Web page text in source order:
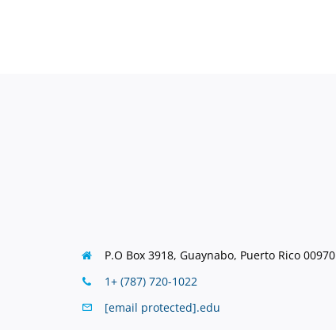
P.O Box 3918, Guaynabo, Puerto Rico 00970
1+ (787) 720-1022
[email protected].edu